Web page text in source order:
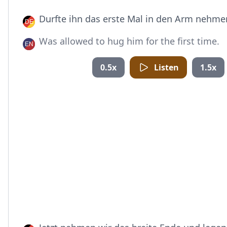
Durfte ihn das erste Mal in den Arm
Was allowed to hug him for the first time.
0.5x Listen 1.5x